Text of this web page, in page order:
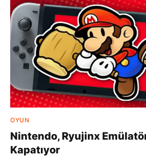
OYUN
Nintendo, Ryujinx
Kapatıyor